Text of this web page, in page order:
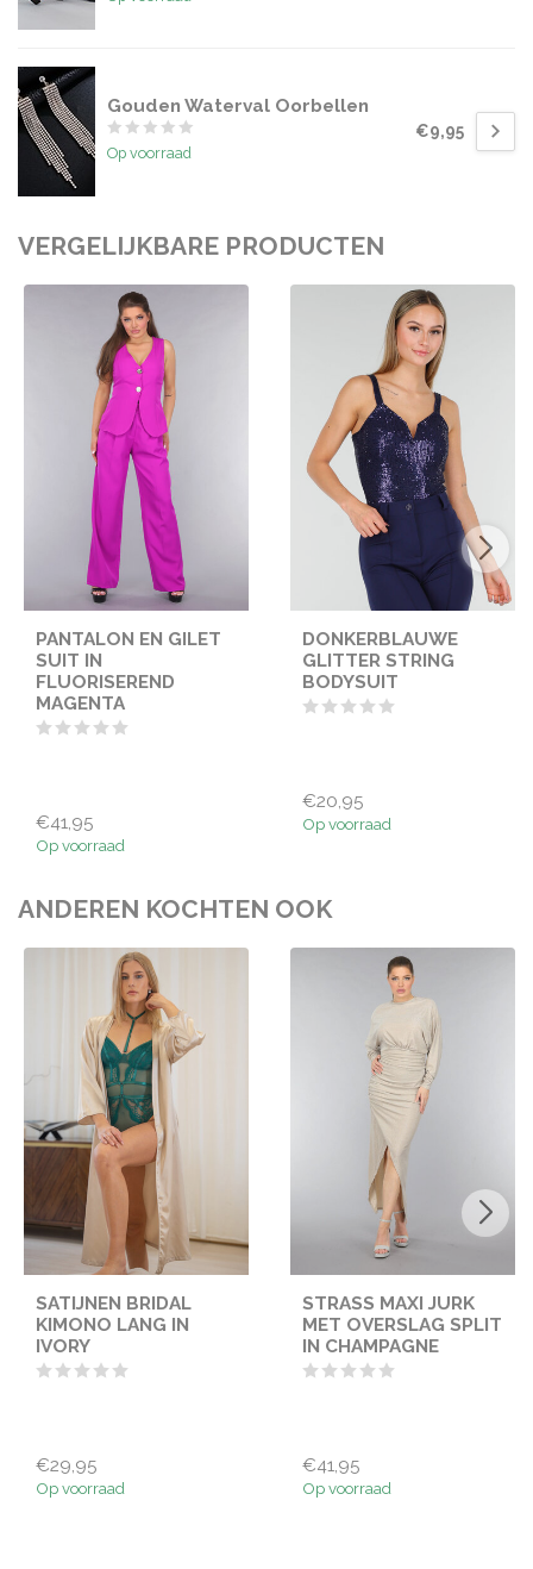
Gouden Waterval Oorbellen
Op voorraad
€9,95
VERGELIJKBARE PRODUCTEN
PANTALON EN GILET
SUIT IN
FLUORISEREND
MAGENTA
€41,95
Op voorraad
DONKERBLAUWE
GLITTER STRING
BODYSUIT
€20,95
Op voorraad
ANDEREN KOCHTEN OOK
SATIJNEN BRIDAL
KIMONO LANG IN
IVORY
€29,95
Op voorraad
STRASS MAXI JURK
MET OVERSLAG SPLIT
IN CHAMPAGNE
€41,95
Op voorraad